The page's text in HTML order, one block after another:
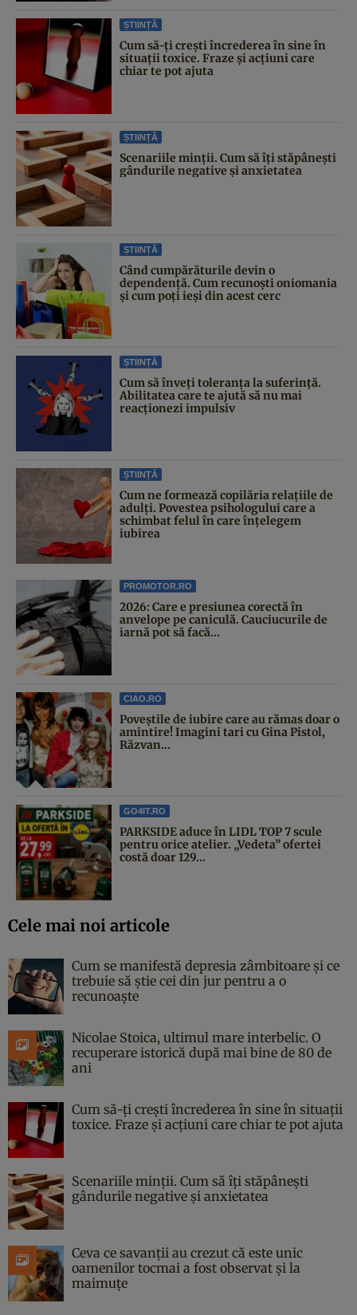
ȘTIINȚĂ
Cum să-ți crești încrederea în sine în
situații toxice. Fraze și acțiuni care
chiar te pot ajuta
ȘTIINȚĂ
Scenariile minții. Cum să îți stăpânești
gândurile negative și anxietatea
ȘTIINȚĂ
Când cumpărăturile devin o
dependență. Cum recunoști oniomania
și cum poți ieși din acest cerc
ȘTIINȚĂ
Cum să înveți toleranța la suferință.
Abilitatea care te ajută să nu mai
reacționezi impulsiv
ȘTIINȚĂ
Cum ne formează copilăria relațiile de
adulți. Povestea psihologului care a
schimbat felul în care înțelegem
iubirea
PROMOTOR.RO
2026: Care e presiunea corectă în
anvelope pe caniculă. Cauciucurile de
iarnă pot să facă...
CIAO.RO
Poveştile de iubire care au rămas doar o
amintire! Imagini tari cu Gina Pistol,
Răzvan...
GO4IT.RO
PARKSIDE aduce în LIDL TOP 7 scule
pentru orice atelier. „Vedeta” ofertei
costă doar 129...
Cele mai noi articole
Cum se manifestă depresia zâmbitoare și ce
trebuie să știe cei din jur pentru a o
recunoaște
Nicolae Stoica, ultimul mare interbelic. O
recuperare istorică după mai bine de 80 de
ani
Cum să-ți crești încrederea în sine în situații
toxice. Fraze și acțiuni care chiar te pot ajuta
Scenariile minții. Cum să îți stăpânești
gândurile negative și anxietatea
Ceva ce savanții au crezut că este unic
oamenilor tocmai a fost observat și la
maimuțe